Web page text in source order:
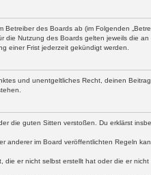
des Boards ab (im Folgenden
Nutzung des Boards gelten jeweils die
einer Frist jederzeit gekündigt werden.
und unentgeltliches Recht, deinen
die guten Sitten verstoßen. Du erklärst
im Board veröffentlichten Regeln
er nicht selbst erstellt hat oder die er